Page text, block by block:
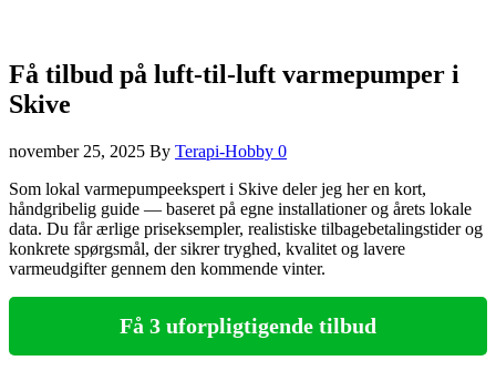
Få tilbud på luft-til-luft varmepumper i
Skive
november 25, 2025 By Terapi-Hobby 0
Som lokal varmepumpeekspert i Skive deler jeg her en kort,
håndgribelig guide — baseret på egne installationer og årets lokale
data. Du får ærlige priseksempler, realistiske tilbagebetalingstider og
konkrete spørgsmål, der sikrer tryghed, kvalitet og lavere
varmeudgifter gennem den kommende vinter.
Få 3 uforpligtigende tilbud